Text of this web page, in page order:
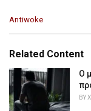
C
e
o
r
i
e
Antiwoke
Related Content
Ο
BY